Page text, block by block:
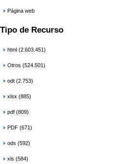
Página web
Tipo de Recurso
html (2.603.451)
Otros (524.501)
odt (2.753)
xlsx (885)
pdf (809)
PDF (671)
ods (592)
xls (584)